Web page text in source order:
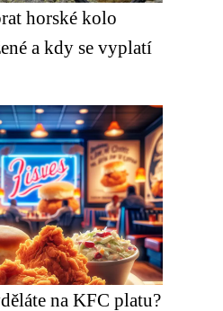
horské kolo
a kdy se vyplatí
na KFC platu?